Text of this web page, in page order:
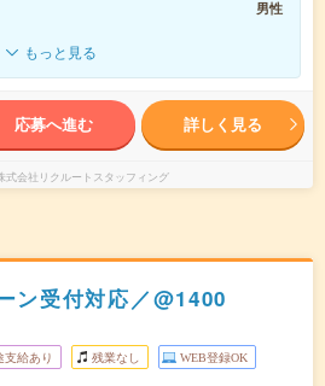
男性
もっと見る
応募へ進む 詳しく見る
式会社リクルートスタッフィング
ン受付対応／@1400
支給あり 残業なし WEB登録OK